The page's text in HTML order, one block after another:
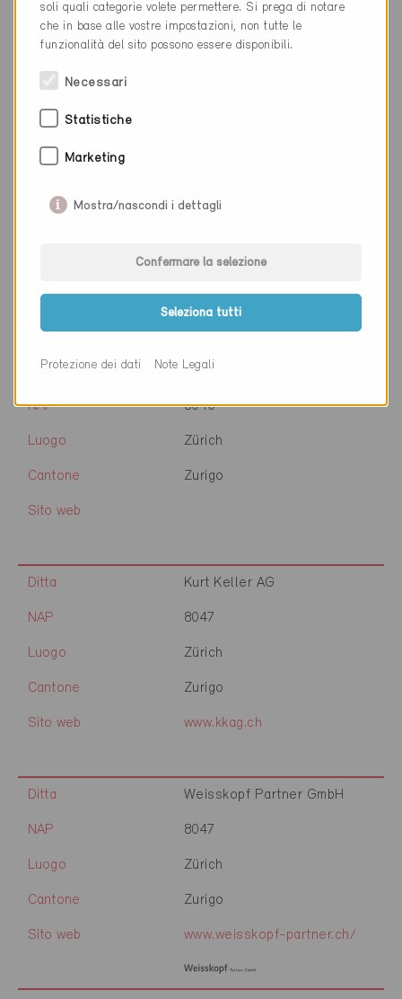
Luogo Zürich
Cantone Zurigo
Sito web
Ditta
Luogo Zürich
Ditta ENABA GmbH
NAP 8046
Luogo Zürich
Cantone Zurigo
Sito web
Ditta Kurt Keller AG
NAP 8047
Luogo Zürich
Cantone Zurigo
Sito web www.kkag.ch
Ditta Weisskopf Partner GmbH
NAP 8047
Luogo Zürich
Cantone Zurigo
Sito web www.weisskopf-partner.ch/
soli quali categorie volete permettere. Si prega di notare
che in base alle vostre impostazioni, non tutte le
funzionalità del sito possono essere disponibili.
Necessari
Statistiche
Marketing
Mostra/nascondi i dettagli
Confermare la selezione
Seleziona tutti
Protezione dei dati Note Legali